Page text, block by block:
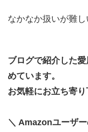
なかなか扱いが難
ブログで紹介した
めています。
お気軽にお立ち寄
＼ Amazonユーザ